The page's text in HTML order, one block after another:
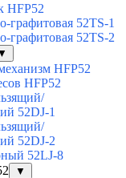
HFP52
графитовая 52TS-1
графитовая 52TS-2
HFP52
HFP52
52DJ-1
52DJ-2
52LJ-8
▼